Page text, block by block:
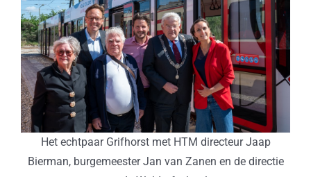
Het echtpaar Grifhorst met HTM directeur Jaap
Bierman, burgemeester Jan van Zanen en de directie